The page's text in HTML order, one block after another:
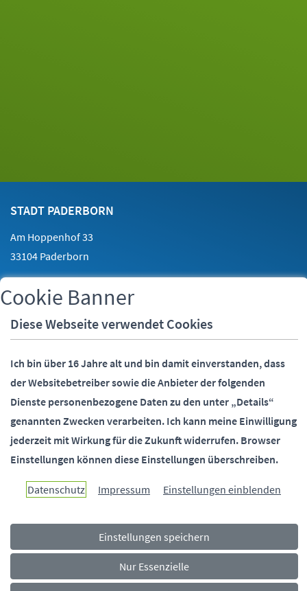
STADT PADERBORN
Am Hoppenhof 33
33104 Paderborn
Telefon:05251 88-0
Fax:
05251 88-2000
E-Mail: info@paderborn.de
SOCIALMEDIA
Paderborn überzeugt.
Rechtliches
Navigationsmenü
Cookie Banner
Diese Webseite verwendet Cookies
Ich bin über 16 Jahre alt und bin damit einverstanden, dass
der Websitebetreiber sowie die Anbieter der folgenden
Dienste personenbezogene Daten zu den unter „Details“
genannten Zwecken verarbeiten. Ich kann meine Einwilligung
jederzeit mit Wirkung für die Zukunft widerrufen. Browser
Einstellungen können diese Einstellungen überschreiben.
Datenschutz Impressum Einstellungen einblenden
Einstellungen speichern
Nur Essenzielle